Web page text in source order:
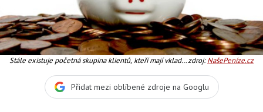
Stále existuje početná skupina klientů, kteří mají vklady
státní příspěvek nedosáhnou. Foto:SXC
zdroj:NašePeníze.cz
Přidat mezi oblíbené zdroje na Googlu